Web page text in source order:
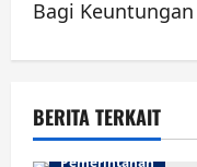
a
v
i
g
Bagi
BERITA TERKAIT
Pemerintahan